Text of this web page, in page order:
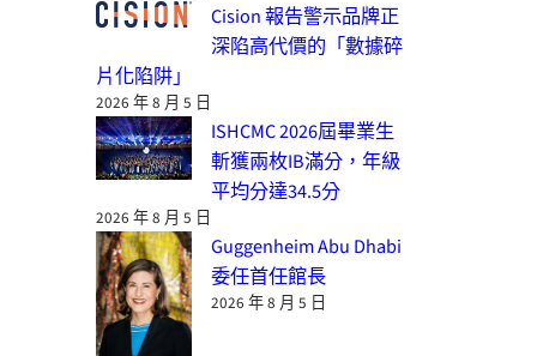
Cision 報告警示品牌正
深陷高代價的「數據碎
片化陷阱」
2026 年 8 月 5 日
ISHCMC 2026屆畢業生
斬獲兩枚IB滿分，年級
平均分達34.5分
2026 年 8 月 5 日
Guggenheim Abu Dhabi
委任首任館長
2026 年 8 月 5 日